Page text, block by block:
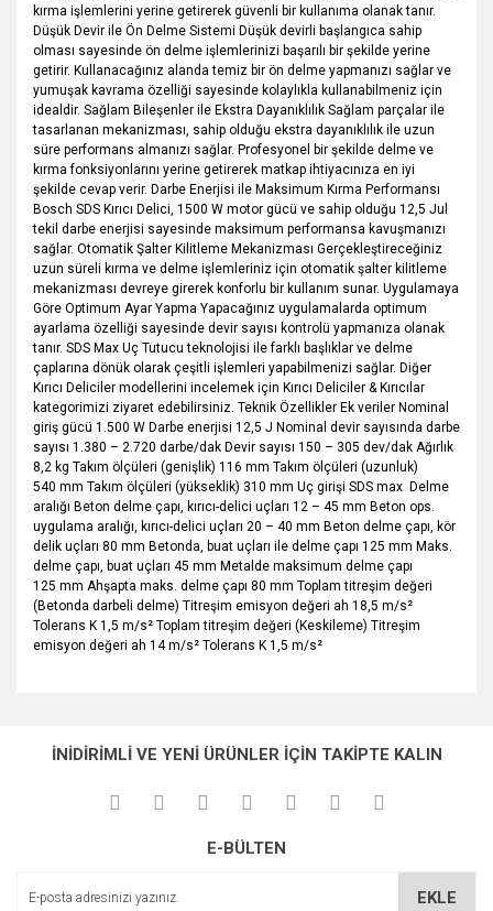
kırma işlemlerini yerine getirerek güvenli bir kullanıma olanak tanır.
Düşük Devir ile Ön Delme Sistemi Düşük devirli başlangıca sahip
olması sayesinde ön delme işlemlerinizi başarılı bir şekilde yerine
getirir. Kullanacağınız alanda temiz bir ön delme yapmanızı sağlar ve
yumuşak kavrama özelliği sayesinde kolaylıkla kullanabilmeniz için
idealdir. Sağlam Bileşenler ile Ekstra Dayanıklılık Sağlam parçalar ile
tasarlanan mekanizması, sahip olduğu ekstra dayanıklılık ile uzun
süre performans almanızı sağlar. Profesyonel bir şekilde delme ve
kırma fonksiyonlarını yerine getirerek matkap ihtiyacınıza en iyi
şekilde cevap verir. Darbe Enerjisi ile Maksimum Kırma Performansı
Bosch SDS Kırıcı Delici, 1500 W motor gücü ve sahip olduğu 12,5 Jul
tekil darbe enerjisi sayesinde maksimum performansa kavuşmanızı
sağlar. Otomatik Şalter Kilitleme Mekanizması Gerçekleştireceğiniz
uzun süreli kırma ve delme işlemleriniz için otomatik şalter kilitleme
mekanizması devreye girerek konforlu bir kullanım sunar. Uygulamaya
Göre Optimum Ayar Yapma Yapacağınız uygulamalarda optimum
ayarlama özelliği sayesinde devir sayısı kontrolü yapmanıza olanak
tanır. SDS Max Uç Tutucu teknolojisi ile farklı başlıklar ve delme
çaplarına dönük olarak çeşitli işlemleri yapabilmenizi sağlar. Diğer
Kırıcı Deliciler modellerini incelemek için Kırıcı Deliciler & Kırıcılar
kategorimizi ziyaret edebilirsiniz. Teknik Özellikler Ek veriler Nominal
giriş gücü 1.500 W Darbe enerjisi 12,5 J Nominal devir sayısında darbe
sayısı 1.380 – 2.720 darbe/dak Devir sayısı 150 – 305 dev/dak Ağırlık
8,2 kg Takım ölçüleri (genişlik) 116 mm Takım ölçüleri (uzunluk)
540 mm Takım ölçüleri (yükseklik) 310 mm Uç girişi SDS max Delme
aralığı Beton delme çapı, kırıcı-delici uçları 12 – 45 mm Beton ops.
uygulama aralığı, kırıcı-delici uçları 20 – 40 mm Beton delme çapı, kör
delik uçları 80 mm Betonda, buat uçları ile delme çapı 125 mm Maks.
delme çapı, buat uçları 45 mm Metalde maksimum delme çapı
125 mm Ahşapta maks. delme çapı 80 mm Toplam titreşim değeri
(Betonda darbeli delme) Titreşim emisyon değeri ah 18,5 m/s²
Tolerans K 1,5 m/s² Toplam titreşim değeri (Keskileme) Titreşim
emisyon değeri ah 14 m/s² Tolerans K 1,5 m/s²
Yorum Yaz
kullanarak tarafımıza iletebilirsiniz.
Görüş ve önerileriniz için teşekkür ederiz.
Ürün açıklamasında eksik bilgiler bulunuyor.
İNİDİRİMLİ VE YENİ ÜRÜNLER İÇİN TAKİPTE KALIN
E-BÜLTEN
EKLE